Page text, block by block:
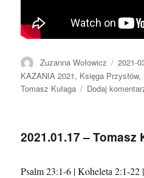
Autor
Zuzanna Wołowicz
Data
2021-
KAZANIA 2021, Księga Przysłów,
Tomasz Kułaga
Dodaj
2021.01.17 – Tomasz
Psalm 23:1-6 | Koheleta 2:1-22